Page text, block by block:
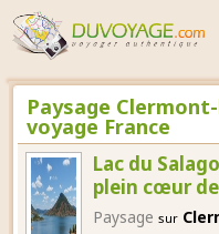
Paysage
voyage France
Lac du
plein cœur
Paysage sur